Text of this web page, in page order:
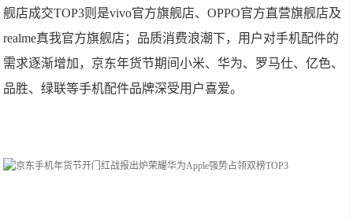
舰店成交TOP3则是vivo官方旗舰店、OPPO官方直营旗舰店及
realme真我官方旗舰店；品质消费浪潮下，用户对手机配件的
需求逐渐增加，京东年货节期间小米、华为、罗马仕、亿色、
品胜、绿联等手机配件品牌深受用户喜爱。